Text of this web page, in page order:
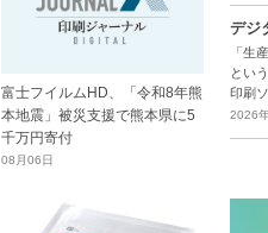
富士フイルムHD、「令和8年熊
本地震」被災支援で熊本県に5
千万円寄付
08月06日
デジ
「生
とい
印刷
2026